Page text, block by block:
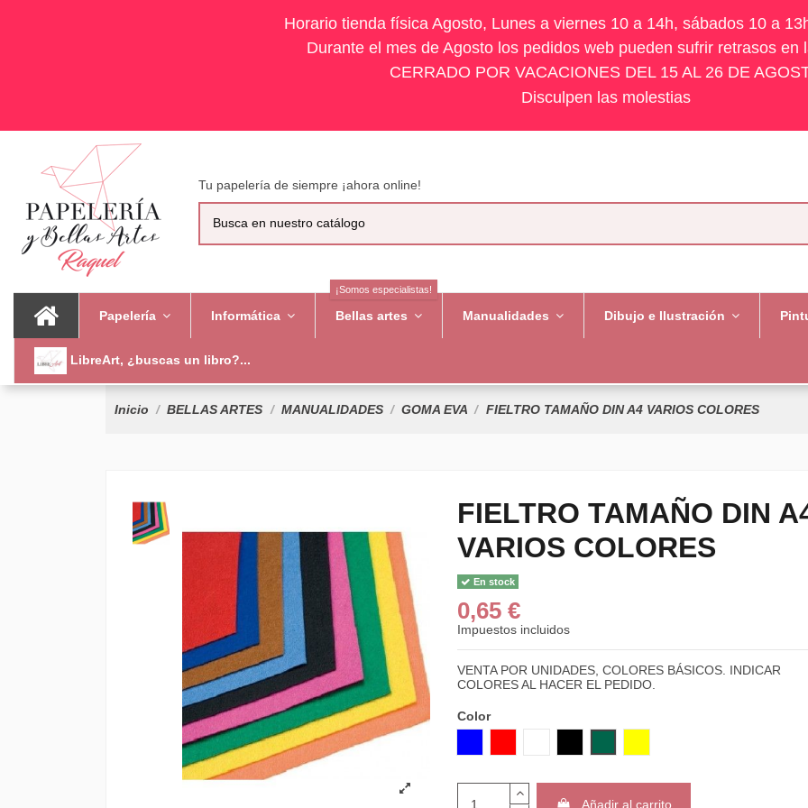
Horario tienda física Agosto, Lunes a viernes 10 a 14h, sábados 10 a
Durante el mes de Agosto los pedidos web pueden sufrir retrasos en
CERRADO POR VACACIONES DEL 15 AL 26 DE
Disculpen las molestias
Tu papelería de siempre ¡ahora online!
Papelería Informática Bellas artes
¡Somos especialistas!
Manualidades Dibujo e Ilustración
LibreArt, ¿buscas un libro?...
Inicio BELLAS ARTES MANUALIDADES GOMA EVA FIELTRO TAMAÑO DIN A4 VARIOS COLORES
FIELTRO TAMAÑO DIN
VARIOS COLORES
En stock
0,65 €
Impuestos incluidos
VENTA POR UNIDADES, COLORES BÁSICOS. INDICAR
COLORES AL HACER EL PEDIDO.
Color
Añadir al carrito